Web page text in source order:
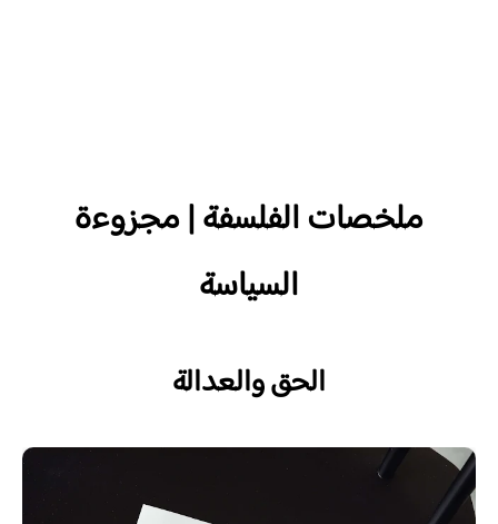
ملخصات الفلسفة | مجزوءة
السياسة
الحق والعدالة